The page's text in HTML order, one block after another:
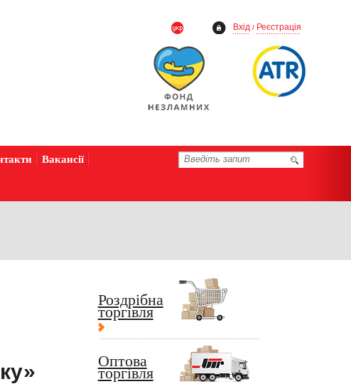
Вхід / Реєстрація
Вакансії
Роздрібна
торгівля
Оптова
торгівля